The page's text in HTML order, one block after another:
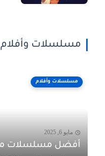
مسلسلات وأفلام
مسلسلات وأفلام
مايو 6, 2025